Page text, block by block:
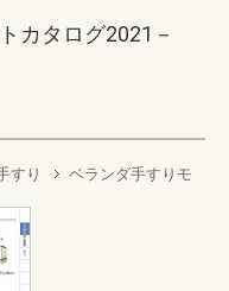
カタログ2021－
すり
ベランダ手すりモ